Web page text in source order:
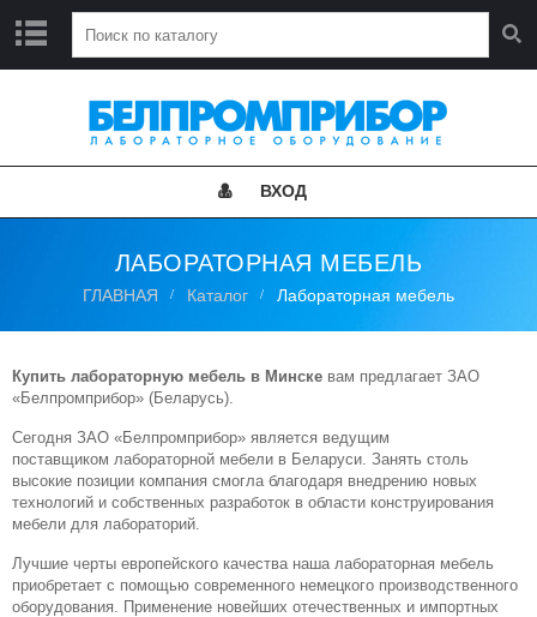
В
С
Т
И
К
А
Т
А
О
Г
ВХОД
ЛАБОРАТОРНАЯ МЕБЕЛЬ
ГЛАВНАЯ Каталог Лабораторная мебель
Купить лабораторную мебель в Минске вам предлагает ЗАО
«Белпромприбор» (Беларусь).
Сегодня ЗАО «Белпромприбор» является ведущим
поставщиком лабораторной мебели в Беларуси. Занять столь
высокие позиции компания смогла благодаря внедрению новых
технологий и собственных разработок в области конструирования
мебели для лабораторий.
Лучшие черты европейского качества наша лабораторная мебель
приобретает с помощью современного немецкого производственного
оборудования. Применение новейших отечественных и импортных